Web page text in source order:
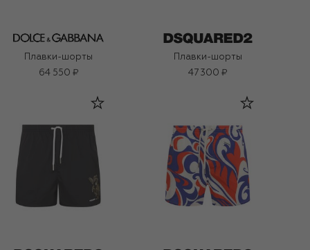
Плавки-шорты
64 550 ₽
Плавки-шорты
47 300 ₽